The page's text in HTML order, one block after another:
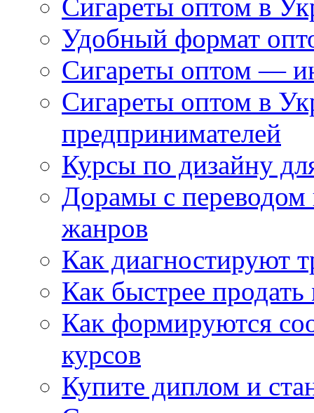
Сигареты оптом в
Удобный формат
Сигареты оптом —
Сигареты оптом в
предпринимателей
Курсы по дизайну
Дорамы с переводом
жанров
Как диагностируют
Как быстрее
Как формируются
курсов
Купите диплом и